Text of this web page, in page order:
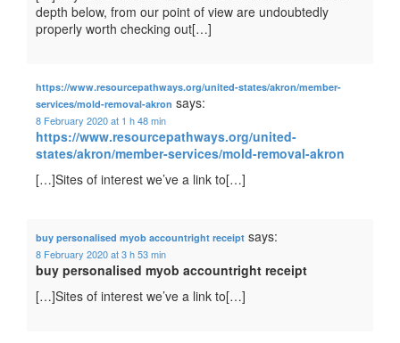
depth below, from our point of view are undoubtedly
properly worth checking out[…]
https://www.resourcepathways.org/united-states/akron/member-
services/mold-removal-akron says:
8 February 2020 at 1 h 48 min
https://www.resourcepathways.org/united-
states/akron/member-services/mold-removal-akron
[…]Sites of interest we’ve a link to[…]
buy personalised myob accountright receipt says:
8 February 2020 at 3 h 53 min
buy personalised myob accountright receipt
[…]Sites of interest we’ve a link to[…]